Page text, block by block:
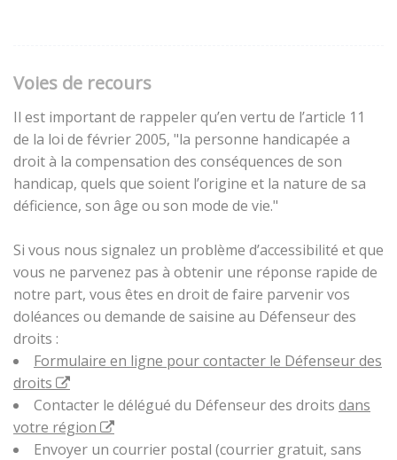
Voies de recours
Il est important de rappeler qu’en vertu de l’article 11
de la loi de février 2005, "la personne handicapée a
droit à la compensation des conséquences de son
handicap, quels que soient l’origine et la nature de sa
déficience, son âge ou son mode de vie."
Si vous nous signalez un problème d’accessibilité et que
vous ne parvenez pas à obtenir une réponse rapide de
notre part, vous êtes en droit de faire parvenir vos
doléances ou demande de saisine au Défenseur des
droits :
Formulaire en ligne pour contacter le Défenseur des
droits
Contacter le délégué du Défenseur des droits dans
votre région
Envoyer un courrier postal (courrier gratuit, sans